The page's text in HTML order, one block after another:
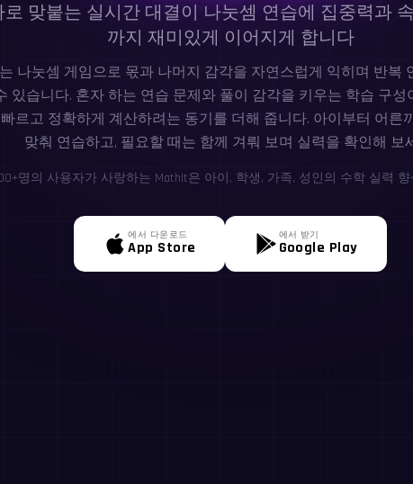
로 맞붙는 실시간 대결이 나눗셈 연습에 집중력과
까지 재미있게 이어지게 합니다
나눗셈 게임으로 몫과 나머지 감각을 자연스럽게 익히며 반복
있습니다. 혼자 하는 연습 문제와 풀이 감각을 키우는 학습 구성
르고 정확하게 계산하려는 동기를 더해 줍니다. 아이부터 어른
맞춰 연습하고, 필요할 때는 함께 겨뤄 보며 실력을 확인해 보
명의 사용자가 사랑하는 MathIt은 아이, 학생, 가족, 성인의 수학 실력
에서 다운로드
App Store
에서 받기
Google Play